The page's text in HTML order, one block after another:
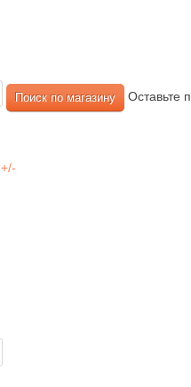
Оставьте
Сортировка по названию товара +/-